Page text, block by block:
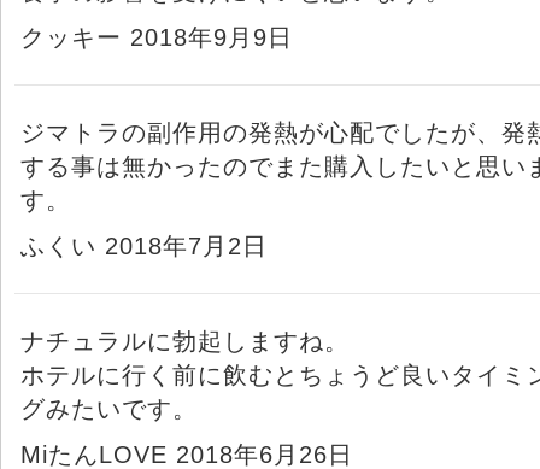
クッキー 2018年9月9日
ジマトラの副作用の発熱が心配でしたが、発
する事は無かったのでまた購入したいと思い
す。
ふくい 2018年7月2日
ナチュラルに勃起しますね。
ホテルに行く前に飲むとちょうど良いタイミ
グみたいです。
MiたんLOVE 2018年6月26日